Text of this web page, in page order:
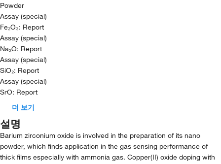
Powder
Assay (special)
Fe₂O₃: Report
Assay (special)
Na₂O: Report
Assay (special)
SiO₂: Report
Assay (special)
SrO: Report
더 보기
설명
Barium zirconium oxide is involved in the preparation of its nano
powder, which finds application in the gas sensing performance of
thick films especially with ammonia gas. Copper(II) oxide doping with